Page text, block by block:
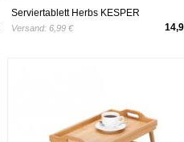
Serviertablett Herbs KESPER
Versand: 6,99 €